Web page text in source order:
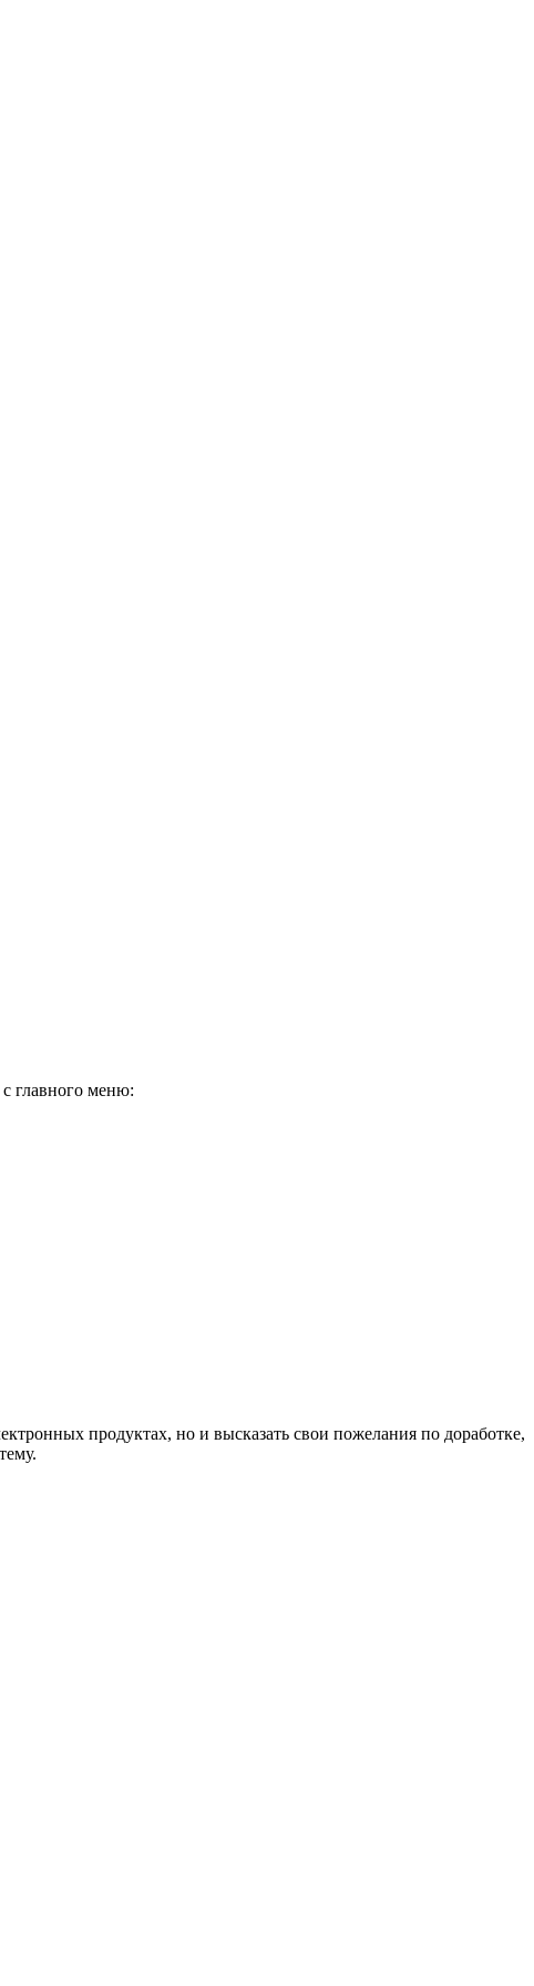
главного меню:
продуктах, но и высказать свои пожелания по доработке,